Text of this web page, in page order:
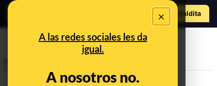
×
A las redes sociales les da
igual.
A nosotros no.
Hazte Maldita
óxido de etileno